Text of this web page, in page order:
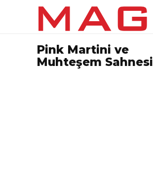
Pink Martini ve
Muhteşem Sahnesi